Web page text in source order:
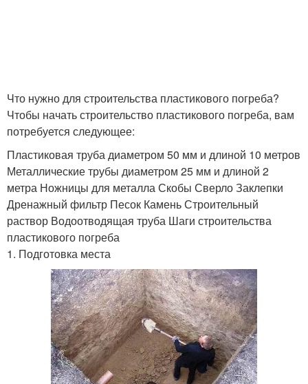
Что нужно для строительства пластикового погреба?
Чтобы начать строительство пластикового погреба, вам
потребуется следующее:
Пластиковая труба диаметром 50 мм и длиной 10 метров
Металлические трубы диаметром 25 мм и длиной 2
метра Ножницы для металла Скобы Сверло Заклепки
Дренажный фильтр Песок Камень Строительный
раствор Водоотводящая труба Шаги строительства
пластикового погреба
1. Подготовка места